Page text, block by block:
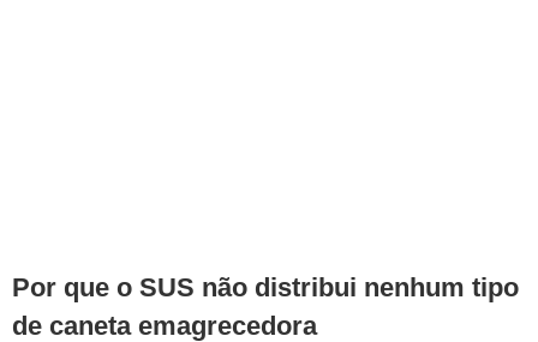
Por que o SUS não distribui nenhum tipo
de caneta emagrecedora